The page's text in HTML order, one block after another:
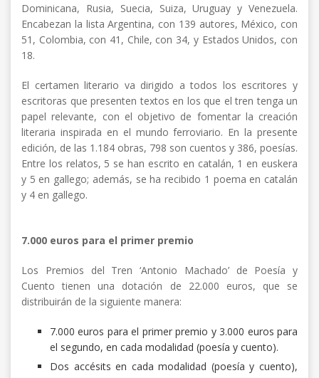
Dominicana, Rusia, Suecia, Suiza, Uruguay y Venezuela.
Encabezan la lista Argentina, con 139 autores, México, con
51, Colombia, con 41, Chile, con 34, y Estados Unidos, con
18.
El certamen literario va dirigido a todos los escritores y
escritoras que presenten textos en los que el tren tenga un
papel relevante, con el objetivo de fomentar la creación
literaria inspirada en el mundo ferroviario. En la presente
edición, de las 1.184 obras, 798 son cuentos y 386, poesías.
Entre los relatos, 5 se han escrito en catalán, 1 en euskera
y 5 en gallego; además, se ha recibido 1 poema en catalán
y 4 en gallego.
7.000 euros para el primer premio
Los Premios del Tren ‘Antonio Machado’ de Poesía y
Cuento tienen una dotación de 22.000 euros, que se
distribuirán de la siguiente manera:
7.000 euros para el primer premio y 3.000 euros para
el segundo, en cada modalidad (poesía y cuento).
Dos accésits en cada modalidad (poesía y cuento),